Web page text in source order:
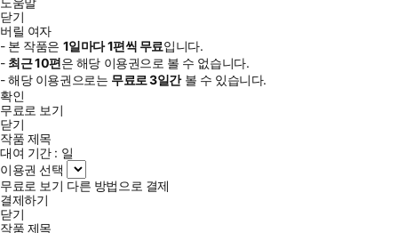
닫기
버릴 여자
- 본 작품은 1일마다1편씩 무료입니다.
- 최근10편은 해당 이용권으로 볼 수 없습니다.
- 해당 이용권으로는 무료로3일간볼 수 있습니다.
확인
무료로 보기
닫기
작품 제목
대여 기간 : 일
이용권 선택
무료로 보기 다른 방법으로 결제
결제하기
닫기
작품 제목